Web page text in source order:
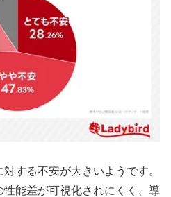
する不安が大きいようです。
能差が可視化されにくく、導